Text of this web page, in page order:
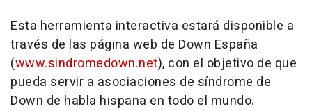
Esta herramienta interactiva estará disponible a
través de las página web de Down España
(www.sindromedown.net), con el objetivo de que
pueda servir a asociaciones de síndrome de
Down de habla hispana en todo el mundo.